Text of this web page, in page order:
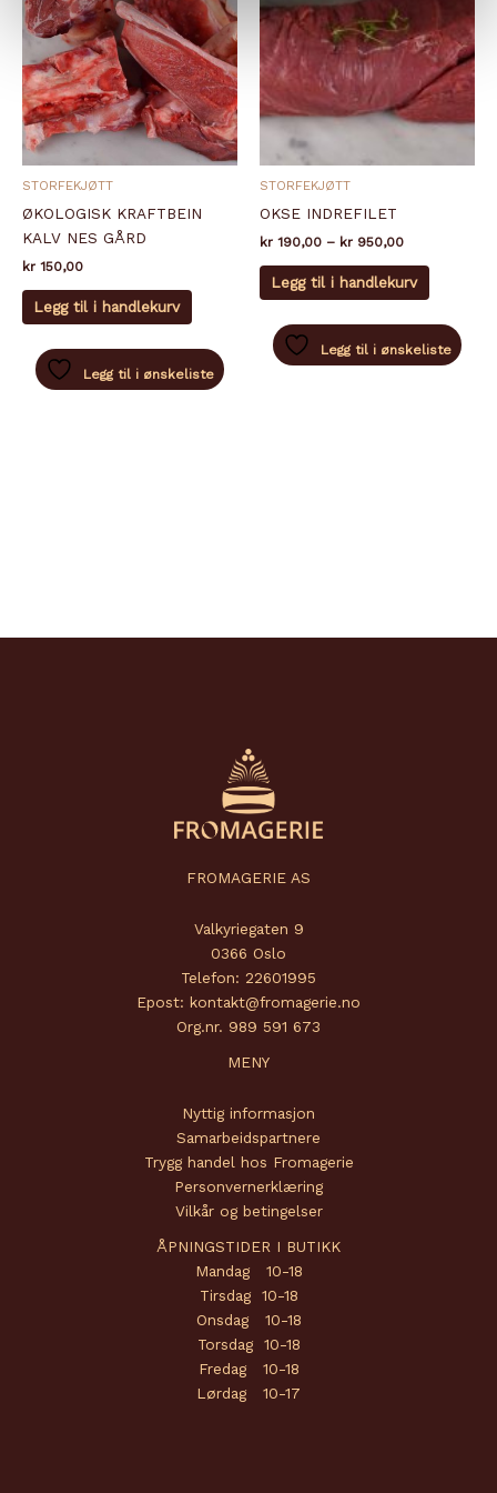
STORFEKJØTT
ØKOLOGISK KRAFTBEIN
KALV NES GÅRD
kr 150,00
Legg til i handlekurv
Legg til i ønskeliste
STORFEKJØTT
OKSE INDREFILET
kr 190,00 – kr 950,00Prisområde:
til
kr 950,00
Legg til i handlekurv
Dette
flere
varianter.
Legg til i ønskeliste
FROMAGERIE AS
Valkyriegaten 9
0366 Oslo
Telefon: 22601995
Epost: kontakt@fromagerie.no
Org.nr. 989 591 673
MENY
Nyttig informasjon
Samarbeidspartnere
Trygg handel hos Fromagerie
Personvernerklæring
Vilkår og betingelser
ÅPNINGSTIDER I BUTIKK
Mandag 10-18
Tirsdag 10-18
Onsdag 10-18
Torsdag 10-18
Fredag 10-18
Lørdag 10-17